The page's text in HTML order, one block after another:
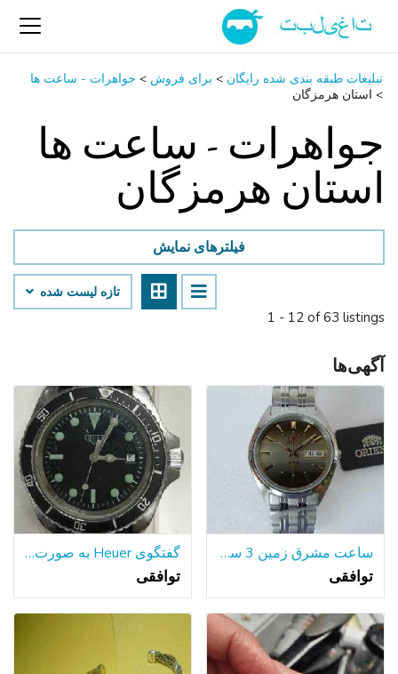
تبلیغات طبقه بندی شده رایگان > برای فروش > جواهرات - ساعت ‌ها
> استان هرمزگان
جواهرات - ساعت ‌ها
استان هرمزگان
1 - 12 of 63 listings
فیلترهای نمایش
تازه لیست شده
آگهی‌ها
ساعت مشرق زمین 3 ستاره * * * FAB0000DU9 اتوماتیک-شماره گیری قهوه ای-جدید
توافقی
گفتگوی Heuer به صورت خودکار مدل ساعت مچی 844 Etanche 1 ژنرال اوایل
توافقی